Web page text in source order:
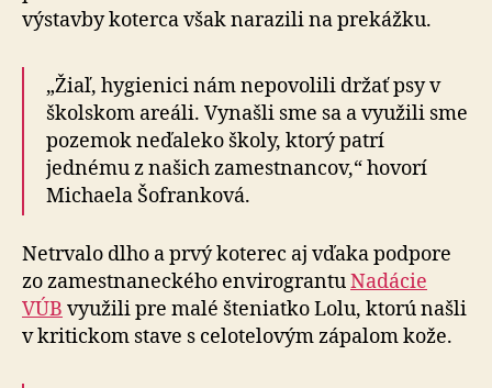
výstavby koterca však narazili na prekážku.
„Žiaľ, hygienici nám nepovolili držať psy v
školskom areáli. Vynašli sme sa a využili sme
pozemok neďaleko školy, ktorý patrí
jednému z našich zamestnancov,“ hovorí
Michaela Šofranková.
Netrvalo dlho a prvý koterec aj vďaka podpore
zo zamestnaneckého envirograntuNadácie
VÚB využili pre malé šteniatko Lolu, ktorú našli
v kritickom stave s celotelovým zápalom kože.